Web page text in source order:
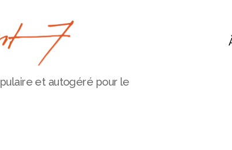
et autogéré pour le